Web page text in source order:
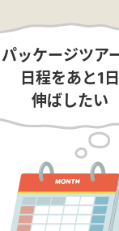
パッケージツア
日程をあと1日
伸ばしたい